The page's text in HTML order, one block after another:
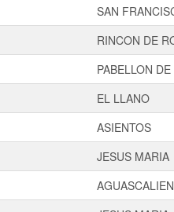
SAN
RINCON DE
PABELLON
EL LLANO
ASIENTOS
JESUS MARIA